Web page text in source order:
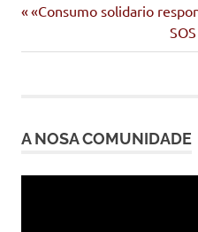
Navegación
de
Entrada
«Consumo solidario
A NOSA COMUNIDADE